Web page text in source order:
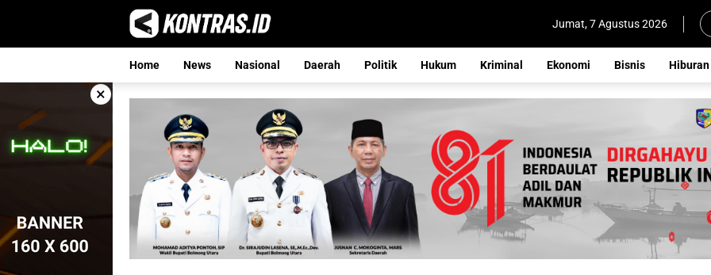
Jumat, 7 Agustus 2026
Home News Nasional Daerah Politik Hukum Kriminal Ekonomi Bisnis Hiburan
×